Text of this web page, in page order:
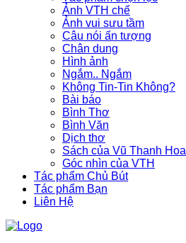
Ảnh VTH chế
Ảnh vui sưu tầm
Câu nói ấn tượng
Chân dung
Hình ảnh
Ngắm.. Ngắm
Không Tin-Tin Không?
Bài báo
Bình Thơ
Bình Văn
Dịch thơ
Sách của Vũ Thanh Hoa
Góc nhìn của VTH
Tác phẩm Chủ Bút
Tác phẩm Bạn
Liên Hệ